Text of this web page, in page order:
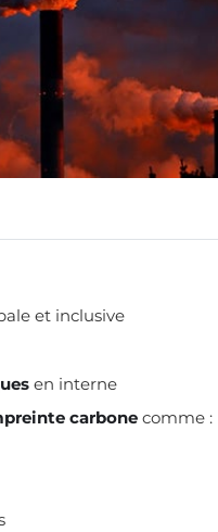
et inclusive
en interne
carbone comme :